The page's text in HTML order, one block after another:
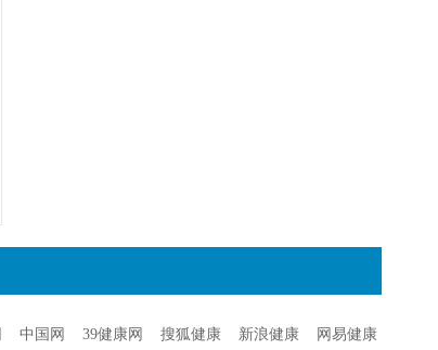
中国网 39健康网 搜狐健康 新浪健康 网易健康